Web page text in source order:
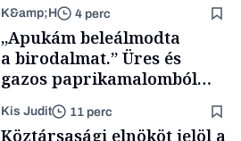
K&amp;H 4 perc
„Apukám beleálmodta
a birodalmat.” Üres és
gazos paprikamalomból
lett az igazi családi
fűszersztori
Kis Judit 11 perc
Köztársasági elnököt jelöl a